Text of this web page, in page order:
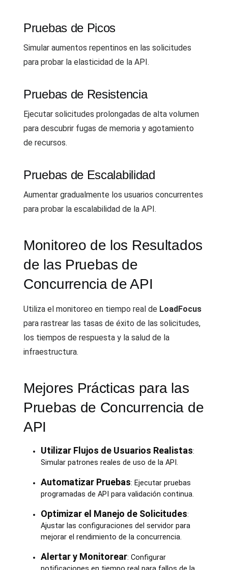
Pruebas de Picos
Simular aumentos repentinos en las solicitudes
para probar la elasticidad de la API.
Pruebas de Resistencia
Ejecutar solicitudes prolongadas de alta volumen
para descubrir fugas de memoria y agotamiento
de recursos.
Pruebas de Escalabilidad
Aumentar gradualmente los usuarios concurrentes
para probar la escalabilidad de la API.
Monitoreo de los Resultados
de las Pruebas de
Concurrencia de API
Utiliza el monitoreo en tiempo real de LoadFocus
para rastrear las tasas de éxito de las solicitudes,
los tiempos de respuesta y la salud de la
infraestructura.
Mejores Prácticas para las
Pruebas de Concurrencia de
API
Utilizar Flujos de Usuarios Realistas:
Simular patrones reales de uso de la API.
Automatizar Pruebas: Ejecutar pruebas
programadas de API para validación continua.
Optimizar el Manejo de Solicitudes:
Ajustar las configuraciones del servidor para
mejorar el rendimiento de la concurrencia.
Alertar y Monitorear: Configurar